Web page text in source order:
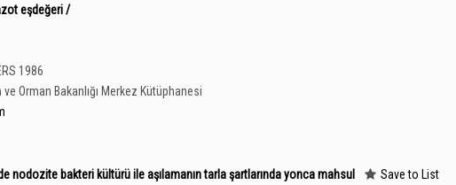
eşdeğeri /
1986
ve Orman Bakanlığı Merkez Kütüphanesi
nodozite bakteri kültürü ile aşılamanın tarla şartlarında yonca mahsul
Save to List